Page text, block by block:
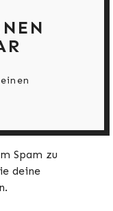
Spam zu
deine
.